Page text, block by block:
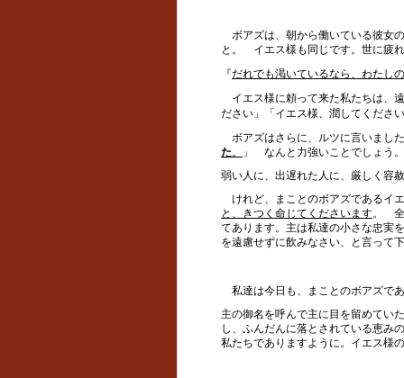
ボアズは、朝から働いている彼女
と。 イエス様も同じです。世に疲
『だれでも渇いているなら、わたし
イエス様に頼って来た私たちは、
ださい」「イエス様、潤してくださ
ボアズはさらに、ルツに言いまし
た。
」 なんと力強いことでしょう
弱い人に、出遅れた人に、厳しく容
けれど、まことのボアズであるイ
と、きつく命じてくださいます。
てあります。主は私達の小さな忠実
を遠慮せずに飲みなさい、と言って
私達は今日も、まことのボアズで
主の御名を呼んで主に目を留めてい
し、ふんだんに落とされている恵み
私たちでありますように。イエス様